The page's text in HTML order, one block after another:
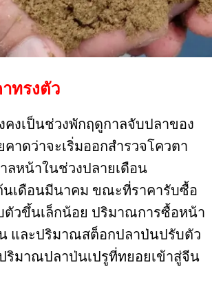
ทรงตัว
นช่วงพักฤดูกาลจับปลาของ
คาดว่าจะเริ่มออกสำรวจโควตา
ลหน้าในช่วงปลายเดือน
เดือนมีนาคม ขณะที่ราคารับซื้อ
วขึ้นเล็กน้อย ปริมาณการซื้อหน้า
และปริมาณสต็อกปลาป่นปรับตัว
ริมาณปลาป่นเปรูที่ทยอยเข้าสู่จีน